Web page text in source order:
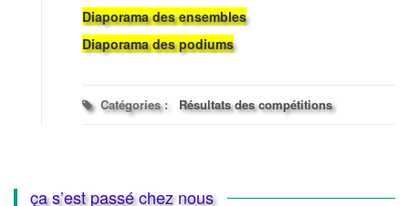
Diaporama des ensembles
Diaporama des podiums
Catégories : Résultats des compétitions
ça s’est passé chez nous